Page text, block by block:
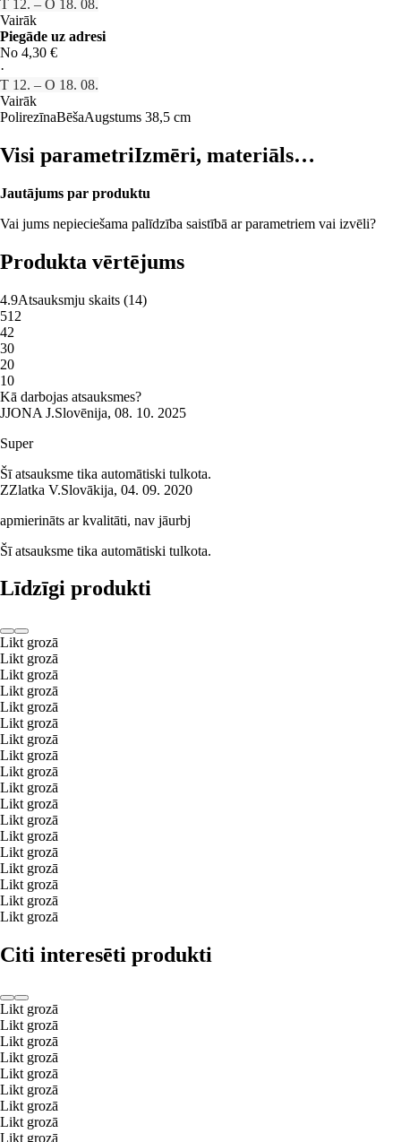
T 12. – O 18. 08.
Vairāk
Piegāde uz adresi
No 4,30 €
·
T 12. – O 18. 08.
Vairāk
PolirezīnaBēšaAugstums 38,5 cm
Visi parametriIzmēri, materiāls…
Jautājums par produktu
Vai jums nepieciešama palīdzība saistībā ar parametriem vai izvēli?
Produkta vērtējums
4.9Atsauksmju skaits (14)
512
42
30
20
10
Kā darbojas atsauksmes?
JJONA J.Slovēnija, 08. 10. 2025
Super
Šī atsauksme tika automātiski tulkota.
ZZlatka V.Slovākija, 04. 09. 2020
apmierināts ar kvalitāti, nav jāurbj
Šī atsauksme tika automātiski tulkota.
Līdzīgi produkti
Likt grozā
Likt grozā
Likt grozā
Likt grozā
Likt grozā
Likt grozā
Likt grozā
Likt grozā
Likt grozā
Likt grozā
Likt grozā
Likt grozā
Likt grozā
Likt grozā
Likt grozā
Likt grozā
Likt grozā
Likt grozā
Citi interesēti produkti
Likt grozā
Likt grozā
Likt grozā
Likt grozā
Likt grozā
Likt grozā
Likt grozā
Likt grozā
Likt grozā